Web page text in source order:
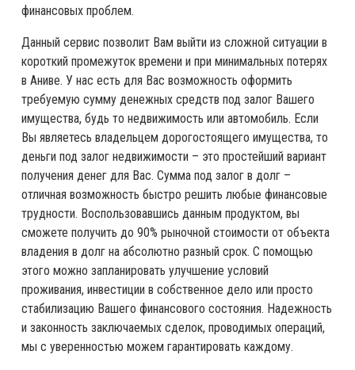
финансовых проблем.
Данный сервис позволит Вам выйти из сложной ситуации в
короткий промежуток времени и при минимальных потерях
в Аниве. У нас есть для Вас возможность оформить
требуемую сумму денежных средств под залог Вашего
имущества, будь то недвижимость или автомобиль. Если
Вы являетесь владельцем дорогостоящего имущества, то
деньги под залог недвижимости – это простейший вариант
получения денег для Вас. Сумма под залог в долг –
отличная возможность быстро решить любые финансовые
трудности. Воспользовавшись данным продуктом, вы
сможете получить до 90% рыночной стоимости от объекта
владения в долг на абсолютно разный срок. С помощью
этого можно запланировать улучшение условий
проживания, инвестиции в собственное дело или просто
стабилизацию Вашего финансового состояния. Надежность
и законность заключаемых сделок, проводимых операций,
мы с уверенностью можем гарантировать каждому.